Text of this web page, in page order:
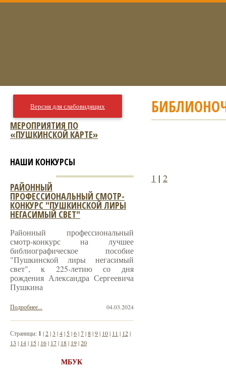
1 | 2
Версия для слабовидящих
МЕРОПРИЯТИЯ ПО
«ПУШКИНСКОЙ КАРТЕ»
НАШИ КОНКУРСЫ
РАЙОННЫЙ
ПРОФЕССИОНАЛЬНЫЙ СМОТР-
КОНКУРС "ПУШКИНСКОЙ ЛИРЫ
НЕГАСИМЫЙ СВЕТ"
Районный профессиональный
смотр-конкурс на лучшее
библиографическое пособие
"Пушкинской лиры негасимый
свет", к 225-летию со дня
рождения Александра Сергеевича
Пушкина
04.03.2024
Подробнее...
Страницы: 1 |2|3 |4| 5|6|7|8|9| 10| 11 | 12|
13 | 14| 15| 16| 17| 18| 19|20
МБУК